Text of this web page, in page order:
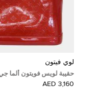
لوي فيتون
حقيبة لويس فويتون ألما
مونوغرام فيرني بوم
3,160 AED